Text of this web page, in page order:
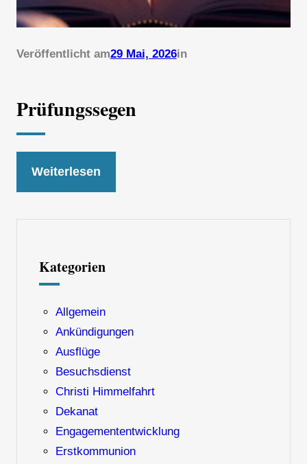
Veröffentlicht am29 Mai, 2026in
Prüfungssegen
Weiterlesen
Kategorien
Allgemein
Ankündigungen
Ausflüge
Besuchsdienst
Christi Himmelfahrt
Dekanat
Engagemententwicklung
Erstkommunion